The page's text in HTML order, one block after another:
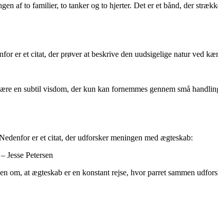
af to familier, to tanker og to hjerter. Det er et bånd, der
er et citat, der prøver at beskrive den uudsigelige natur ved
en subtil visdom, der kun kan fornemmes gennem små
er et citat, der udforsker meningen med ægteskab:
Jesse Petersen
om, at ægteskab er en konstant rejse, hvor parret sammen